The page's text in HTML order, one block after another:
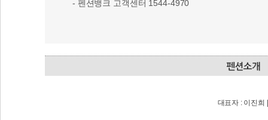
- 펜션뱅크 고객센터 1544-4970
대표자 : 이진희